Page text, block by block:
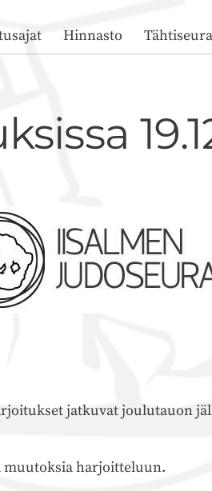
Hinnasto
jatkuvat joulutauon
muutoksia harjoitteluun.